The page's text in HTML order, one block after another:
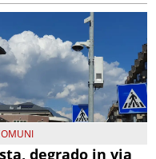
degrado in via